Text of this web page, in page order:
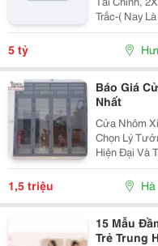
Trắc-( Nay Là Xã Như
Tiền 9M Nở Hậu - Chỉ 3 Bc Chân Ra
5 tỷ
Báo Giá
Nhất
Cửa Nhôm
Chọn Lý
Hiện Đại Và
Trên Ray
Diện Tích,
Công...
1,5 triệu
15 Mẫu
Trẻ Trung